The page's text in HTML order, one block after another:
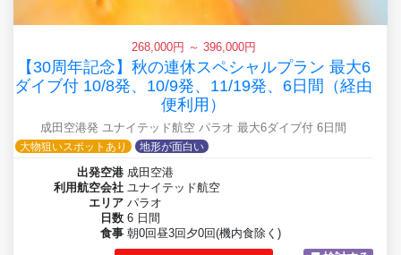
268,000円 ～ 396,000円
【30周年記念】秋の連休スペシャルプラン 最大6
ダイブ付 10/8発、10/9発、11/19発、6日間（経由
便利用）
成田空港発 ユナイテッド航空 パラオ 最大6ダイブ付 6日間
大物狙いスポットあり
地形が面白い
出発空港 成田空港
利用航空会社 ユナイテッド航空
エリア パラオ
日数 6 日間
食事 朝0回昼3回夕0回(機内食除く)